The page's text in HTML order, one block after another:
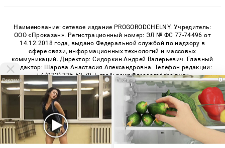
Наименование: сетевое издание PROGORODCHELNY. Учредитель:
ООО «Проказан». Регистрационный номер: ЭЛ № ФС 77-74496 от
14.12.2018 года, выдано Федеральной службой по надзору в
сфере связи, информационных технологий и массовых
коммуникаций. Директор: Сидоркин Андрей Валерьевич. Главный
редактор: Шарова Анастасия Александровна. Телефон редакции:
+7 (922) 335-53-79, E-mail: news@progorodchelny.ru
«На информационном ресурсе применяются рекомендательные
технологии (информационные технологии предоставления
информации на основе сбора, систематизации и анализа
сведений, относящихся к предпочтениям пользователей сети
«Интернет», находящихся на территории Российской
Федерации)». Правила применения рекомендательных
технологий в виджетах рекламно-обменной сети
«СМИ2» (PDF)
Мы используем cookie. Во время посещения сайта
i i